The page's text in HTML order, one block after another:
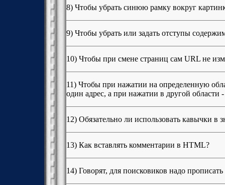
8) Чтобы убрать синюю рамку вокруг
9) Чтобы убрать или задать отступы
10) Чтобы при смене страниц сам URL не
11) Чтобы при нажатии на определенную
один адрес, а при нажатии в другой области
12) Обязательно ли использовать кавычки в
13) Как вставлять комментарии в HTML?
14) Говорят, для поисковиков надо